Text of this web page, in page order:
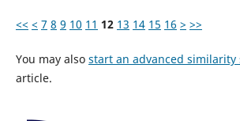
<< < 7 8 9 10 11 12 13 14 15 16 > >>
You may also start an advanced similarity
article.